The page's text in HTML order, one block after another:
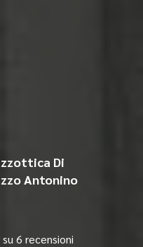
Di
Antonino
6 recensioni